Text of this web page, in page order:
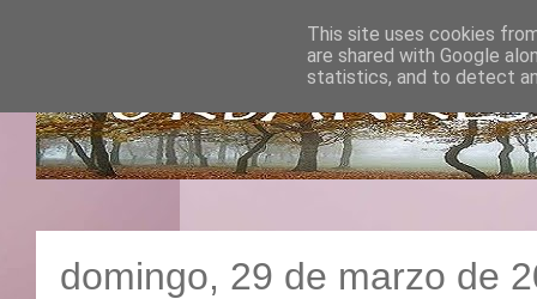
domingo, 29 de marzo de
This site uses cookies
are shared with Google
statistics, and to detect